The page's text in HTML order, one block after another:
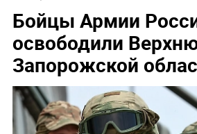
Бойцы Армии
освободили
Запорожской